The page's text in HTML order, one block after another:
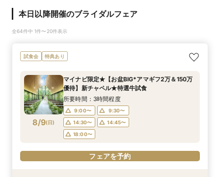
本日以降開催のブライダルフェア
全64件中 1件〜20件表示
試食会 特典あり
8/9(日)
マイナビ限定★【お盆BIG*アマギフ2万＆150万
優待】新チャペル★特選牛試食
所要時間：3時間程度
9:00〜
9:30〜
14:30〜
14:45〜
18:00〜
フェアを予約